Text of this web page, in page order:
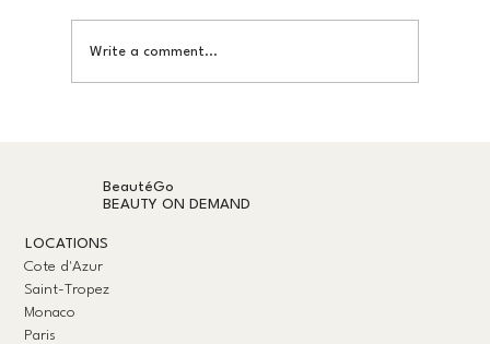
услуг красоты
Write a comment...
BeautéGo
BEAUTY ON DEMAND
LOCATIONS
Cote d'Azur
Saint-Tropez
Monaco
Paris